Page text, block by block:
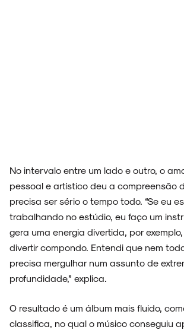
No intervalo entre um lado e outro, o
pessoal e artístico deu a compreensão
precisa ser sério o tempo todo. “Se eu
trabalhando no estúdio, eu faço um
gera uma energia divertida, por
divertir compondo. Entendi que nem
precisa mergulhar num assunto de
profundidade,” explica.
O resultado é um álbum mais fluido,
classifica, no qual o músico conseguiu